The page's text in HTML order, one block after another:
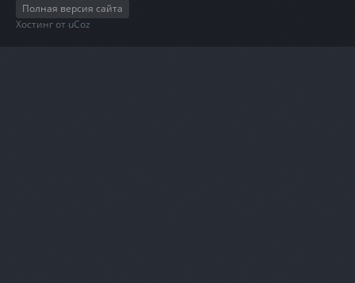
Полная версия сайта
Хостинг от uCoz